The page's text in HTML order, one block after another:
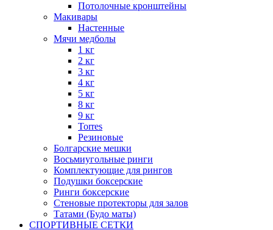
Потолочные кронштейны
Макивары
Настенные
Мячи медболы
1 кг
2 кг
3 кг
4 кг
5 кг
8 кг
9 кг
Torres
Резиновые
Болгарские мешки
Восьмиугольные ринги
Комплектующие для рингов
Подушки боксерские
Ринги боксерские
Стеновые протекторы для залов
Татами (Будо маты)
СПОРТИВНЫЕ СЕТКИ